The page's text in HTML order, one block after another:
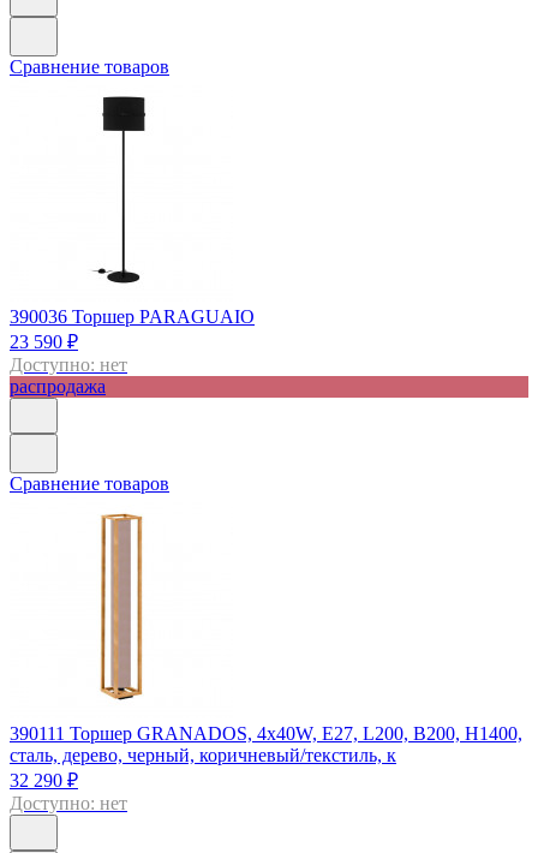
Сравнение товаров
390036 Торшер PARAGUAIO
23 590 ₽
Доступно: нет
распродажа
Сравнение товаров
390111 Торшер GRANADOS, 4x40W, E27, L200, B200, H1400,
сталь, дерево, черный, коричневый/текстиль, к
32 290 ₽
Доступно: нет